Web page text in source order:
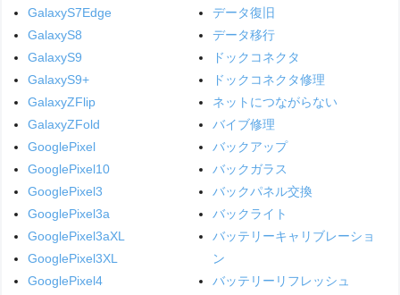
GalaxyS7Edge
GalaxyS8
GalaxyS9
GalaxyS9+
GalaxyZFlip
GalaxyZFold
GooglePixel
GooglePixel10
GooglePixel3
GooglePixel3a
GooglePixel3aXL
GooglePixel3XL
GooglePixel4
データ復旧
データ移行
ドックコネクタ
ドックコネクタ修理
ネットにつながらない
バイブ修理
バックアップ
バックガラス
バックパネル交換
バックライト
バッテリーキャリブレーショ
ン
バッテリーリフレッシュ